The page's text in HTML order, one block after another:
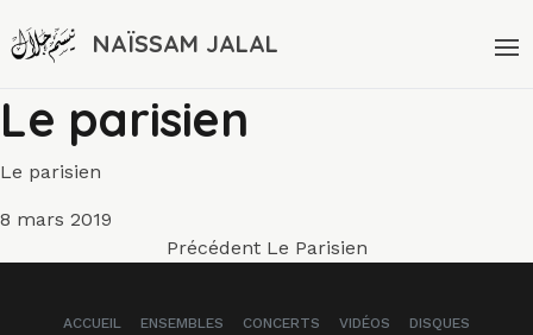
NAÏSSAM JALAL
Le parisien
Le parisien
Publié
8 mars 2019
NavigationPrécédent Article
Le Parisien
ACCUEIL ENSEMBLES CONCERTS VIDÉOS DISQUES